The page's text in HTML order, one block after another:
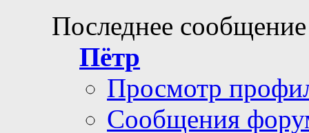
Последнее
Пётр
Просмотр
Сообщения